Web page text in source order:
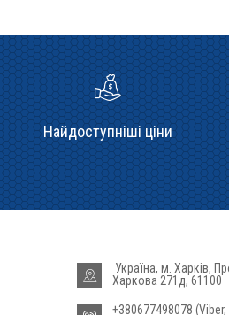
Найдоступніші ціни
Україна, м. Харків,
Харкова 271д, 61100
+380677498078 (Viber,